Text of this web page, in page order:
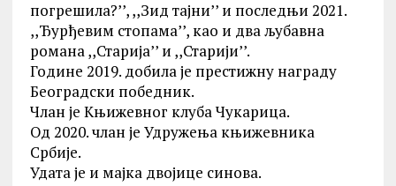
погрешила?’’, ,,Зид тајни’’ и последњи 2021.
,,Ђурђевим стопама’’, као и два љубавна
романа ,,Старија’’ и ,,Старији’’.
Године 2019. добила је престижну награду
Београдски победник.
Члан је Књижевног клуба Чукарица.
Од 2020. члан је Удружења књижевника
Србије.
Удата је и мајка двојице синова.